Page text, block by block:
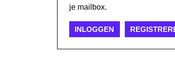
je mailbox.
INLOGGEN